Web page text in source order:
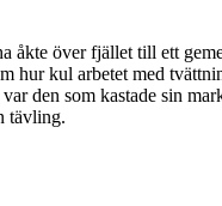
över fjället till ett
hur kul arbetet med
den som kastade sin
tävling.